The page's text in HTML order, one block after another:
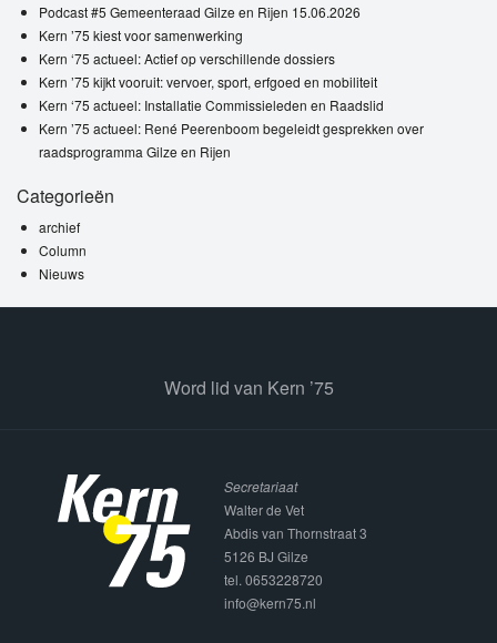
Podcast #5 Gemeenteraad Gilze en Rijen 15.06.2026
Kern ’75 kiest voor samenwerking
Kern ‘75 actueel: Actief op verschillende dossiers
Kern ’75 kijkt vooruit: vervoer, sport, erfgoed en mobiliteit
Kern ‘75 actueel: Installatie Commissieleden en Raadslid
Kern ’75 actueel: René Peerenboom begeleidt gesprekken over
raadsprogramma Gilze en Rijen
Categorieën
archief
Column
Nieuws
Word lid van Kern ’75
Secretariaat
Walter de Vet
Abdis van Thornstraat 3
5126 BJ Gilze
tel. 0653228720
info@kern75.nl